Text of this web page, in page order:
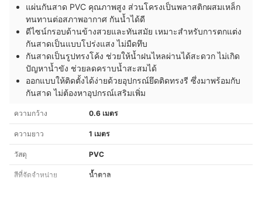
แผ่นกันสาด PVC คุณภาพสูง ส่วนโครงเป็นพลาสติกผสมเหล็ก
ทนทานต่อสภาพอากาศ กันน้ำได้ดี
ดีไซน์กรอบด้านข้างสวยและทันสมัย เหมาะสำหรับการตกแต่ง
กันสาดเป็นแบบโปร่งแสง ไม่มืดทึบ
กันสาดเป็นรูปทรงโค้ง ช่วยให้น้ำฝนไหลผ่านได้สะดวก ไม่เกิด
ปัญหาน้ำขัง ช่วยลดคราบน้ำสะสมได้
ออกแบบให้ติดตั้งได้ง่ายด้วยอุปกรณ์ยึดติดทรงรี ซึ่งมาพร้อมกับ
กันสาด ไม่ต้องหาอุปกรณ์เสริมเพิ่ม
ความกว้าง 0.6 เมตร
ความยาว 1 เมตร
วัสดุ PVC
สีที่จัดจำหน่าย น้ำตาล